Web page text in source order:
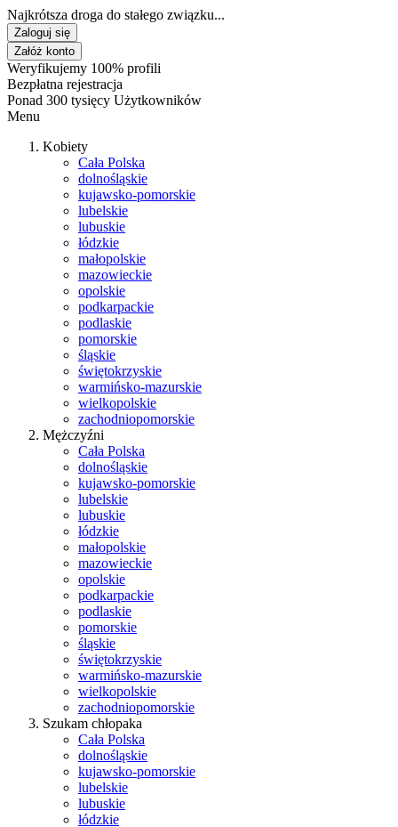
Najkrótsza droga do stałego związku...
Zaloguj się
Załóż konto
Weryfikujemy 100% profili
Bezpłatna rejestracja
Ponad 300 tysięcy Użytkowników
Menu
Kobiety
Cała Polska
dolnośląskie
kujawsko-pomorskie
lubelskie
lubuskie
łódzkie
małopolskie
mazowieckie
opolskie
podkarpackie
podlaskie
pomorskie
śląskie
świętokrzyskie
warmińsko-mazurskie
wielkopolskie
zachodniopomorskie
Mężczyźni
Cała Polska
dolnośląskie
kujawsko-pomorskie
lubelskie
lubuskie
łódzkie
małopolskie
mazowieckie
opolskie
podkarpackie
podlaskie
pomorskie
śląskie
świętokrzyskie
warmińsko-mazurskie
wielkopolskie
zachodniopomorskie
Szukam chłopaka
Cała Polska
dolnośląskie
kujawsko-pomorskie
lubelskie
lubuskie
łódzkie